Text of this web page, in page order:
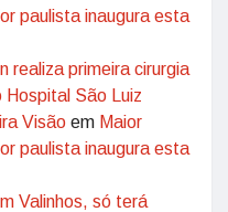
paulista inaugura esta
realiza primeira cirurgia
São Luiz
Visão em Maior
paulista inaugura esta
Valinhos, só terá